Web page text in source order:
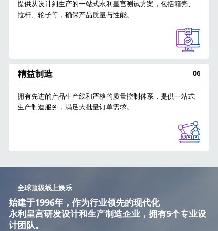
提供从设计到生产的一站式永利皇宫测试方案，包括箱壳、
拉杆、轮子等，确保产品质量与性能。
精益制造 06
拥有先进的产品生产线和严格的质量控制体系，提供一站式
生产制造服务，满足大批量订单需求。
全球顶级线上娱乐
始建于1996年，作为行业领先的现代化
永利皇宫研发设计和生产制造企业，拥有5个专业设
计团队。